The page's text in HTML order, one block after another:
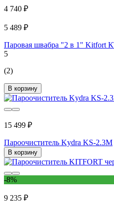
4 740 ₽
5 489 ₽
Паровая швабра "2 в 1" Kitfort
5
(2)
В корзину
15 499 ₽
Пароочиститель Kydra KS-2.3M
В корзину
-8%
9 235 ₽